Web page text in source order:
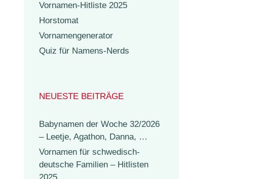
Vornamen-Hitliste 2025
Horstomat
Vornamengenerator
Quiz für Namens-Nerds
NEUESTE BEITRÄGE
Babynamen der Woche 32/2026
– Leetje, Agathon, Danna, …
Vornamen für schwedisch-
deutsche Familien – Hitlisten